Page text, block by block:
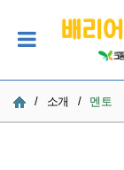
/ 소개 / 멘토